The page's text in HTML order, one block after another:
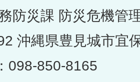
防災課 防災危機管
沖縄県豊見城市宜
098-850-8165